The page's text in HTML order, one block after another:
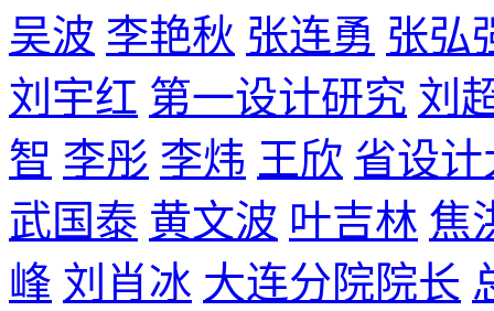
吴波 李艳秋 张连勇 张弘
刘宇红 第一设计研究 刘
智 李彤 李炜 王欣 省设计
武国泰 黄文波 叶吉林 焦
峰 刘肖冰 大连分院院长